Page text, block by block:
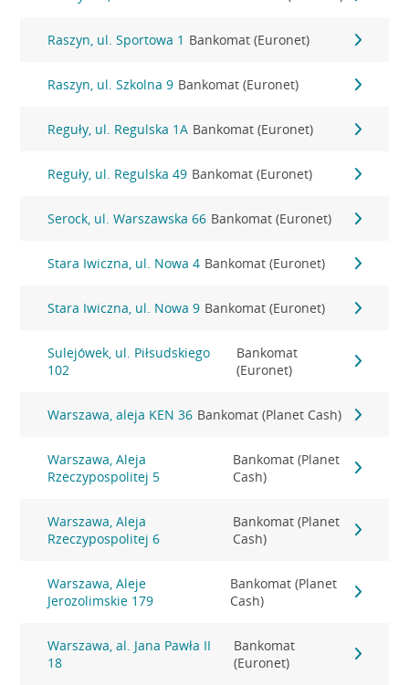
Raszyn, ul. Sportowa 1 Bankomat (Euronet)
Raszyn, ul. Szkolna 9 Bankomat (Euronet)
Reguły, ul. Regulska 1A Bankomat (Euronet)
Reguły, ul. Regulska 49 Bankomat (Euronet)
Serock, ul. Warszawska 66 Bankomat (Euronet)
Stara Iwiczna, ul. Nowa 4 Bankomat (Euronet)
Stara Iwiczna, ul. Nowa 9 Bankomat (Euronet)
Sulejówek, ul. Piłsudskiego
102
Bankomat
(Euronet)
Warszawa, aleja KEN 36 Bankomat (Planet Cash)
Warszawa, Aleja
Rzeczypospolitej 5
Bankomat (Planet
Cash)
Warszawa, Aleja
Rzeczypospolitej 6
Bankomat (Planet
Cash)
Warszawa, Aleje
Jerozolimskie 179
Bankomat (Planet
Cash)
Warszawa, al. Jana Pawła II
18
Bankomat
(Euronet)